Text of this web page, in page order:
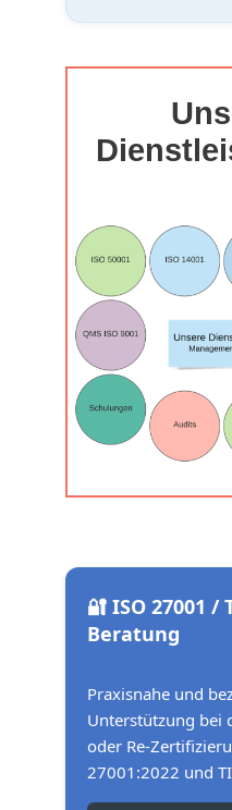
🔐 ISO 27001 /
Beratung
Praxisnahe und
Unterstützung bei
oder Re-
27001:2022 und